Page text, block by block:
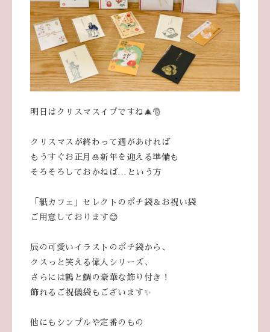
明日はクリスマスイブですね🎄🎅
クリスマスが終わって週があければ
もうすぐお正月🎍新年を迎える準備も
そろそろしておかねば…という方
「紙カフェ」セレクトのポチ袋＆お祝い袋
ご用意しております😊
辰の可愛いイラストのポチ袋から、
クスっと笑える偉人シリーズ、
さらには鶴と鯛の豪華な飾り付き！
飾れるご祝儀袋もございます✨
他にもシンプルや定番のもの